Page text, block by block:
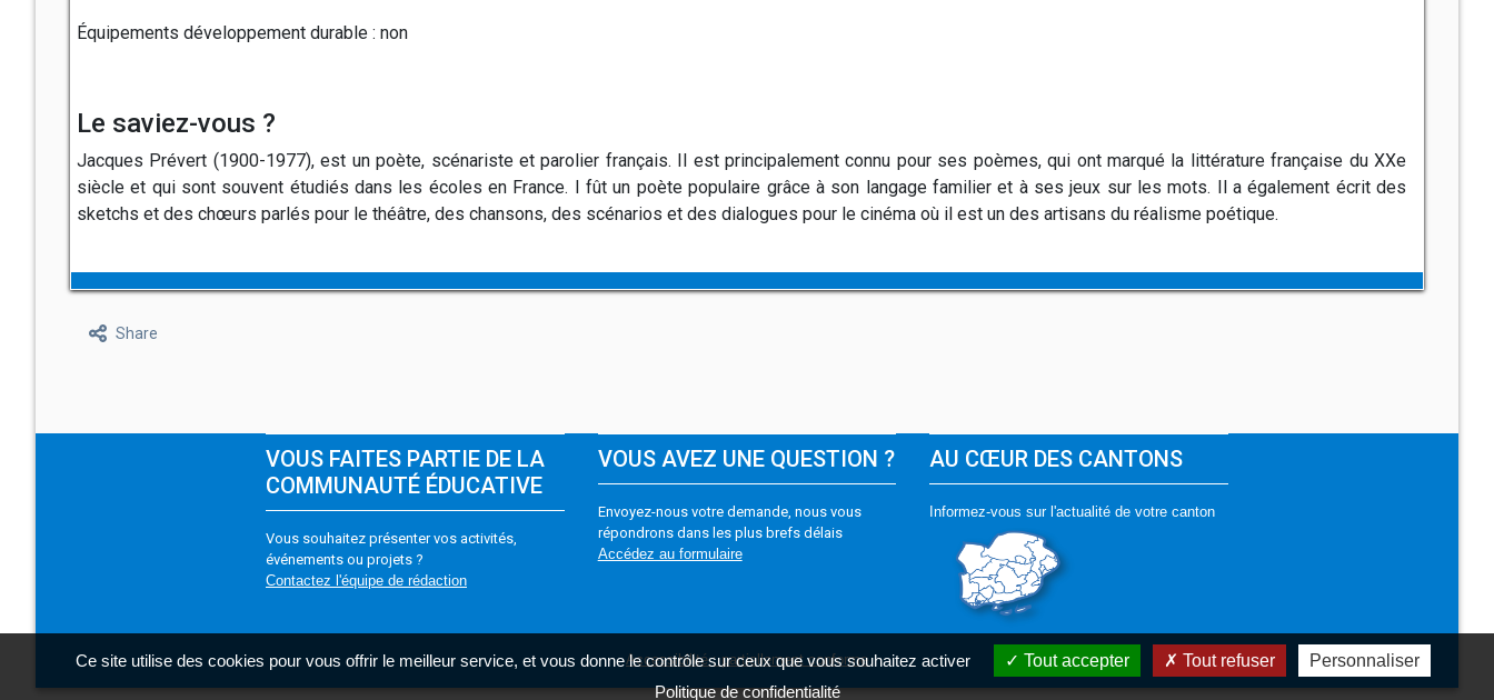
Équipements développement durable : non
Le saviez-vous ?
Jacques Prévert (1900-1977), est un poète, scénariste et parolier français. Il est principalement connu pour ses poèmes, qui ont marqué la littérature française du XXe
siècle et qui sont souvent étudiés dans les écoles en France. I fût un poète populaire grâce à son langage familier et à ses jeux sur les mots. Il a également écrit des
sketchs et des chœurs parlés pour le théâtre, des chansons, des scénarios et des dialogues pour le cinéma où il est un des artisans du réalisme poétique.
Share
VOUS FAITES PARTIE DE LA
COMMUNAUTÉ ÉDUCATIVE
Vous souhaitez présenter vos activités,
événements ou projets ?
Contactez l'équipe de rédaction
VOUS AVEZ UNE QUESTION ?
Envoyez-nous votre demande, nous vous
répondrons dans les plus brefs délais
Accédez au formulaire
AU CŒUR DES CANTONS
Informez-vous sur l'actualité de votre canton
Accessibilité : partiellement conforme
Ce site utilise des cookies pour vous offrir le meilleur service, et vous donne le contrôle sur ceux que vous souhaitez activer Tout accepter Tout refuser
Personnaliser
Politique de confidentialité